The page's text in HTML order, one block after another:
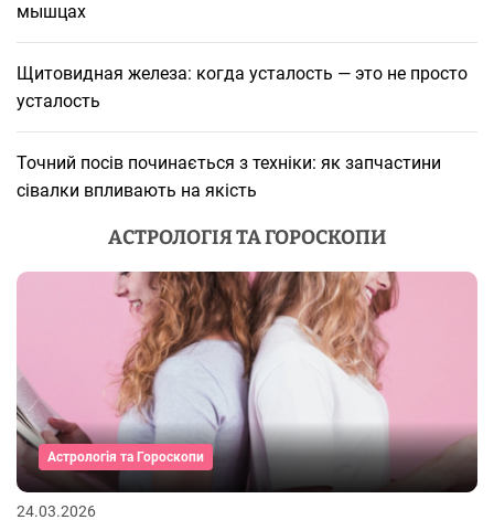
мышцах
Щитовидная железа: когда усталость — это не просто
усталость
Точний посів починається з техніки: як запчастини
сівалки впливають на якість
АСТРОЛОГІЯ ТА ГОРОСКОПИ
Астрологія та Гороскопи
24.03.2026